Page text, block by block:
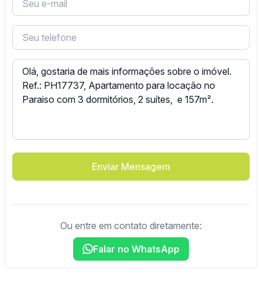
Enviar Mensagem
Ou entre em contato diretamente:
Falar no WhatsApp